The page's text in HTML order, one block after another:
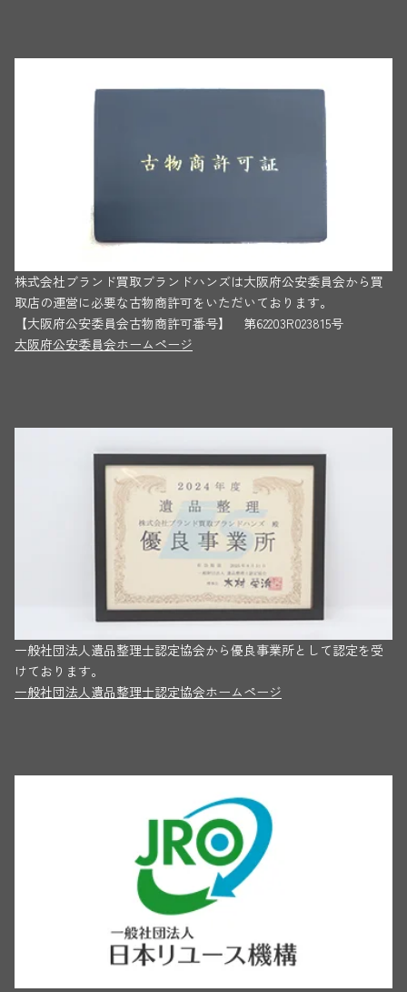
株式会社ブランド買取ブランドハンズは大阪府公安委員会から買
取店の運営に必要な古物商許可をいただいております。
【大阪府公安委員会古物商許可番号】 第62203R023815号
大阪府公安委員会ホームページ
一般社団法人遺品整理士認定協会から優良事業所として認定を受
けております。
一般社団法人遺品整理士認定協会ホームページ